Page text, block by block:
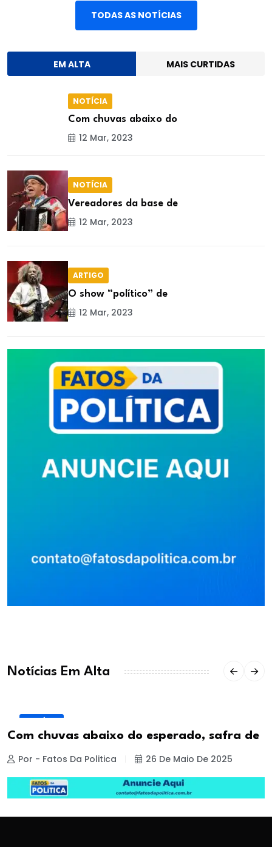
TODAS AS NOTÍCIAS
EM ALTA MAIS CURTIDAS
NOTÍCIA
Com chuvas abaixo do
12 Mar, 2023
NOTÍCIA
Vereadores da base de
12 Mar, 2023
ARTIGO
O show “político” de
12 Mar, 2023
Notícias Em Alta
Com chuvas abaixo do esperado, safra de
Por - Fatos Da Politica
26 De Maio De 2025